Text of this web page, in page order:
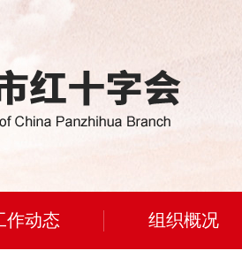
作动态 组织概况